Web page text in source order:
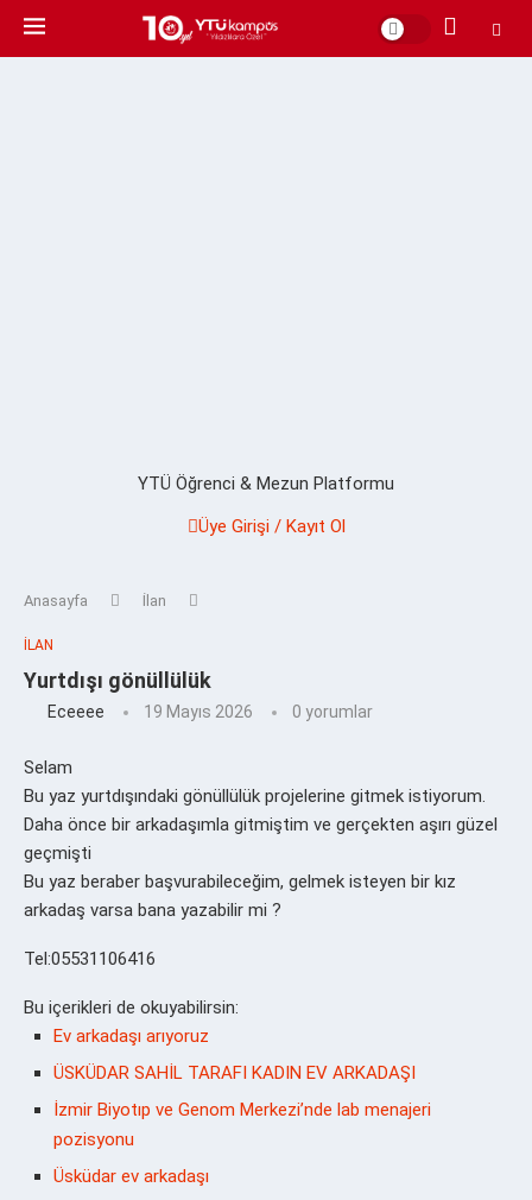
YTÜ Öğrenci & Mezun Platformu
Üye Girişi / Kayıt Ol
Anasayfa İlan
İLAN
Yurtdışı gönüllülük
Eceeee 19 Mayıs 2026 0 yorumlar
Selam
Bu yaz yurtdışındaki gönüllülük projelerine gitmek istiyorum.
Daha önce bir arkadaşımla gitmiştim ve gerçekten aşırı güzel
geçmişti
Bu yaz beraber başvurabileceğim, gelmek isteyen bir kız
arkadaş varsa bana yazabilir mi ?
Tel:05531106416
Bu içerikleri de okuyabilirsin:
Ev arkadaşı arıyoruz
ÜSKÜDAR SAHİL TARAFI KADIN EV ARKADAŞI
İzmir Biyotıp ve Genom Merkezi’nde lab menajeri
pozisyonu
Üsküdar ev arkadaşı